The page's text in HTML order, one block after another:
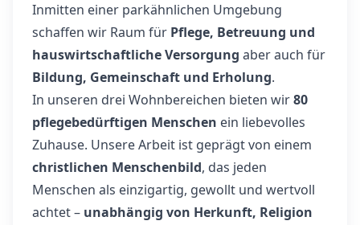
Inmitten einer parkähnlichen Umgebung
schaffen wir Raum für Pflege, Betreuung und
hauswirtschaftliche Versorgung aber auch für
Bildung, Gemeinschaft und Erholung.
In unseren drei Wohnbereichen bieten wir80
pflegebedürftigen Menschen ein liebevolles
Zuhause. Unsere Arbeit ist geprägt von einem
christlichen Menschenbild, das jeden
Menschen als einzigartig, gewollt und wertvoll
achtet – unabhängig von Herkunft, Religion